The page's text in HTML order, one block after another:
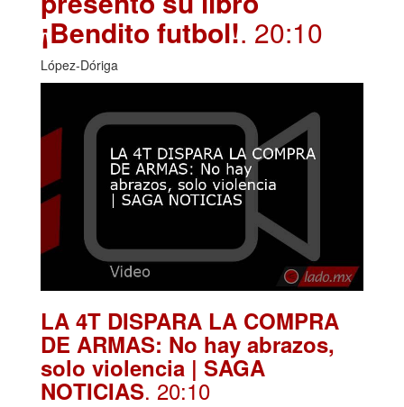
¡Bendito futbol!. 20:10
López-Dóriga
LA 4T DISPARA LA COMPRA
DE ARMAS: No hay abrazos,
solo violencia | SAGA
NOTICIAS. 20:10